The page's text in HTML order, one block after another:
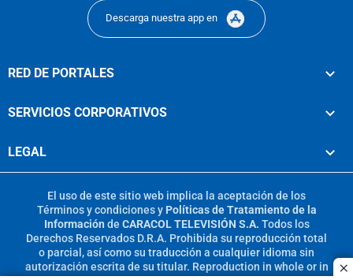
Descarga nuestra app en
RED DE PORTALES
SERVICIOS CORPORATIVOS
LEGAL
El uso de este sitio web implica la aceptación de los
Términos y condicionesy Políticas de Tratamiento de la
Información de CARACOL TELEVISIÓN S.A. Todos los
Derechos Reservados D.R.A. Prohibida su reproducción total
o parcial, así como su traducción a cualquier idioma sin
autorización escrita de su titular. Reproduction in whole or in